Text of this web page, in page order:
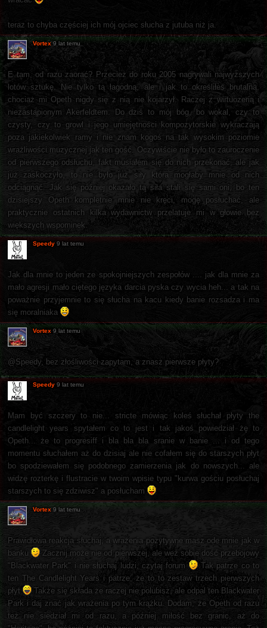
teraz to chyba częściej ich mój ojciec słucha z jutuba niż ja.
Vortex 9 lat temu
E tam, od razu zaorać? Przecież do roku 2005 nagrywali najwyższych
lotów sztukę. Nie tylko tą łagodną, ale i jak to określiłeś brutalną,
chociaż mi Opeth nigdy się z nią nie kojarzył. Raczej z wirtuozerią i
niezastąpionym Akerfeldtem. Do dziś to mój bóg, bo wokal, czy to
czysty, czy to growl i jego umiejętności kompozytorskie wykraczają
poza jakiekolwiek ramy i nie znam kogoś na tak wysokim poziomie
wrażliwości muzycznej jak ten gość. Oczywiście nie było to zauroczenie
od pierwszego odsłuchu, fakt musiałem się do nich przekonać, ale jak
już zaskoczyło, to nie było już siły która mogłaby mnie od nich
odciągnąć. Jak się później okazało tą siła stali się sami oni, bo ten
dzisiejszy Opeth kompletnie mnie nie kręci, mogę posłuchać, ale
praktycznie ostatnich kilka wydawnictw przelatuje mi w głowie bez
większych wspominek.
Speedy 9 lat temu
Jak dla mnie to jeden ze spokojniejszych zespołów .... jak dla mnie za
mało agresji mało ciętego języka darcia pyska czy wycia heh... a tak na
poważnie przyjemnie to się słucha na kacu kiedy banie rozsadza i ma
się moralniaka
Vortex 9 lat temu
@Speedy, bez złośliwości zapytam, a znasz pierwsze płyty?
Speedy 9 lat temu
Mam być szczery to nie... stricte mówiąc koleś słuchał płyty the
candlelight years spytałem co to jest i tak jakoś powiedział żę to
Opeth... że to progresiff i bla bla bla sranie w banie ... i od tego
momentu słuchałem aż do dzisiaj ale nie cofałem się do starszych płyt
bo spodziewałem się podobnego zamierzenia jak do nowszych... ale
widzę rozterkę i flustracie w twoim wpisie typu "kurwa gościu posłuchaj
starszych to się zdziwisz" a posłucham
Vortex 9 lat temu
Prawidłowa reakcja słuchaj, a wrażenia pozytywne masz ode mnie jak w
banku
Zacznij może nie od pierwszej, ale weź sobie dość przebojowy
"Blackwater Park" i nie słuchaj ludzi, czytaj forum
Tak patrze co to
ten The Candlelight Years i patrze, że to to zestaw trzech pierwszych
płyt
Także się składa że raczej nie polubisz, ale odpal ten Blackwater
Park i daj znać jak wrażenia po tym krążku. Dodam, że Opeth od razu
też nie siedział mi od razu, a później miłość bez granic, aż do